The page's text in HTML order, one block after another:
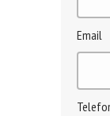
Email